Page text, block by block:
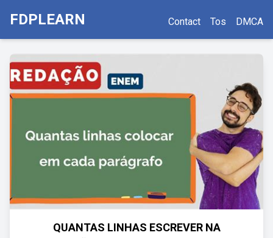
FDPLEARN Contact Tos DMCA
QUANTAS LINHAS ESCREVER NA